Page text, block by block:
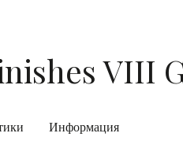
VIII
Информация